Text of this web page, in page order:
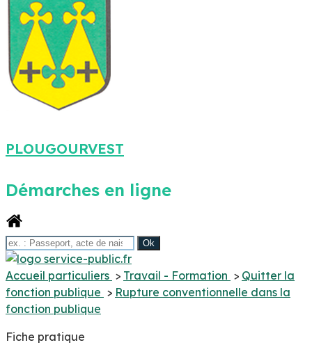
PLOUGOURVEST
Démarches en ligne
Accueil particuliers > Travail - Formation > Quitter la
fonction publique > Rupture conventionnelle dans la
fonction publique
Fiche pratique